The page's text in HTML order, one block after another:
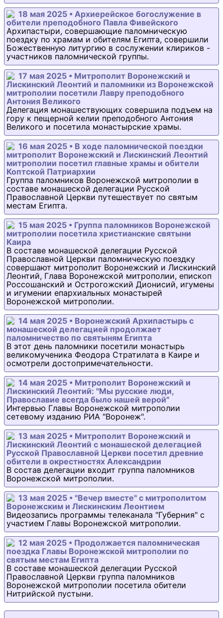
18 мая 2025 • Архиерейское богослужение в
обители преподобного Павла Фивейского
Архипастыри, совершающие паломническую
поездку по храмам и обителям Египта, совершили
Божественную литургию в сослужении клириков -
участников паломнической группы.
17 мая 2025 • Митрополит Воронежский и
Лискинский Леонтий и паломники из Воронежской
митрополии посетили Лавру преподобного
Антония Великого
Делегация монашествующих совершила подъем на
гору к пещерной келии преподобного Антония
Великого и посетила монастырские храмы.
16 мая 2025 • В ходе паломнической поездки
митрополит Воронежский и Лискинский Леонтий
митрополии посетил главные храмы и обители
Коптской Патриархии
Группа паломников Воронежской митрополии в
составе монашеской делегации Русской
Православной Церкви путешествует по святым
местам Египта.
15 мая 2025 • Группа паломников Воронежской
митрополии посетила христианские святыни
Каира
В составе монашеской делегации Русской
Православной Церкви паломническую поездку
совершают митрополит Воронежский и Лискинский
Леонтий, Глава Воронежской митрополии, епископ
Россошанский и Острогожский Дионисий, игумены
и игумении епархиальных монастырей
Воронежской митрополии.
14 мая 2025 • Воронежский Архипастырь с
монашеской делегацией продолжает
паломничество по святыням Египта
В этот день паломники посетили монастырь
великомученика Феодора Стратилата в Каире и
осмотрели достопримечательности.
14 мая 2025 • Митрополит Воронежский и
Лискинский Леонтий: "Мы русские люди,
Православие всегда было нашей верой"
Интервью Главы Воронежской митрополии
сетевому изданию РИА "Воронеж".
13 мая 2025 • Митрополит Воронежский и
Лискинский Леонтий с монашеской делегацией
Русской Православной Церкви посетил древние
обители в окрестностях Александрии
В состав делегации входит группа паломников
Воронежской митрополии.
13 мая 2025 • "Вечер вместе" с митрополитом
Воронежским и Лискинским Леонтием
Видеозапись программы телеканала "Губерния" с
участием Главы Воронежской митрополии.
12 мая 2025 • Продолжается паломническая
поездка Главы Воронежской митрополии по
святым местам Египта
В составе монашеской делегации Русской
Православной Церкви группа паломников
Воронежской митрополии посетила обители
Нитрийской пустыни.